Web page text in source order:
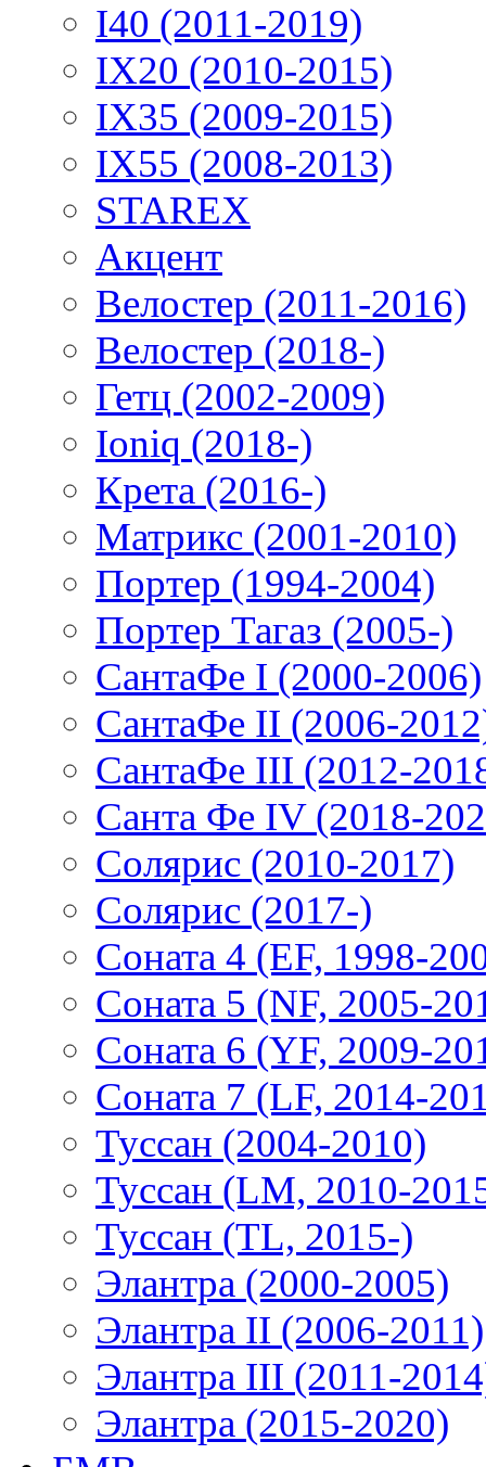
I40 (2011-2019)
IX20 (2010-2015)
IX35 (2009-2015)
IX55 (2008-2013)
STAREX
Акцент
Велостер (2011-2016)
Велостер (2018-)
Гетц (2002-2009)
Ioniq (2018-)
Крета (2016-)
Матрикс (2001-2010)
Портер (1994-2004)
Портер Тагаз (2005-)
СантаФе I (2000-2006)
СантаФе II (2006-
СантаФе III (2012-
Санта Фе IV (2018-
Солярис (2010-2017)
Солярис (2017-)
Соната 4 (EF, 1998-
Соната 5 (NF, 2005-
Соната 6 (YF, 2009-
Соната 7 (LF, 2014-
Туссан (2004-2010)
Туссан (LM, 2010-
Туссан (TL, 2015-)
Элантра (2000-2005)
Элантра II (2006-2011)
Элантра III (2011-
Элантра (2015-2020)